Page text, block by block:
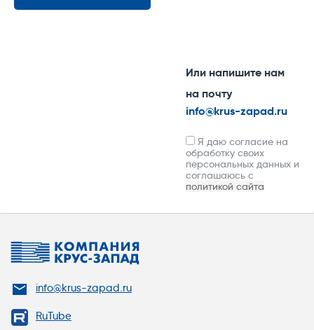
Или напишите нам
на почту
info@krus-zapad.ru
Я даю согласие на
обработку своих
персональных данных и
соглашаюсь с
политикой сайта
info@krus-zapad.ru
RuTube